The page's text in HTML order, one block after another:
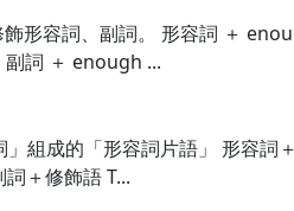
形容詞、副詞。 形容詞 ＋
詞 ＋ enough ...
組成的「形容詞片語」 形容
＋修飾語 T...